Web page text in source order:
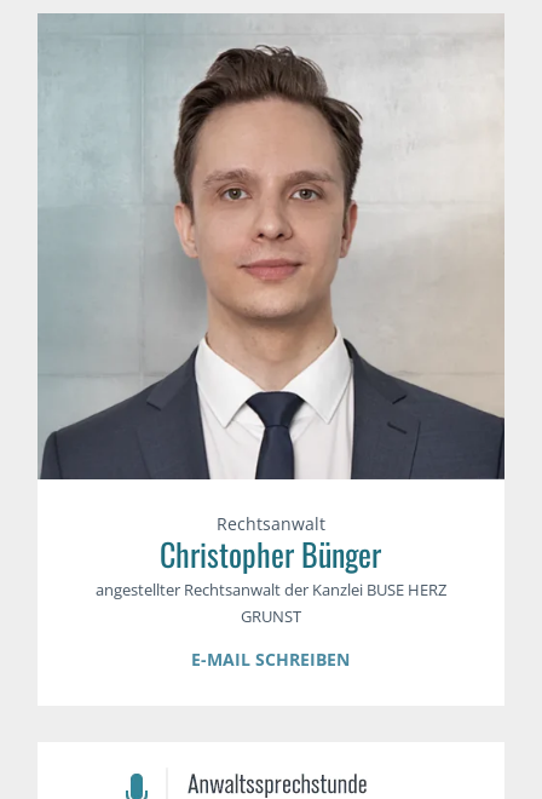
Rechtsanwalt
Christopher Bünger
angestellter Rechtsanwalt der Kanzlei BUSE HERZ
GRUNST
E-MAIL SCHREIBEN